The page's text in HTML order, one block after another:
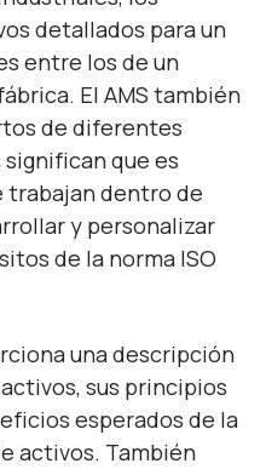
detallados para un
entre los de un
El AMS también
de diferentes
que es
trabajan dentro de
y personalizar
de la norma ISO
una descripción
sus principios
esperados de la
activos. También